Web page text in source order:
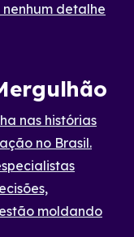
nenhum detalhe
nas histórias
no Brasil.
moldando